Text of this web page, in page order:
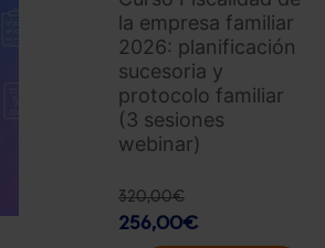
la empresa familiar
2026: planificación
sucesoria y
protocolo familiar
(3 sesiones
webinar)
320,00€
256,00€